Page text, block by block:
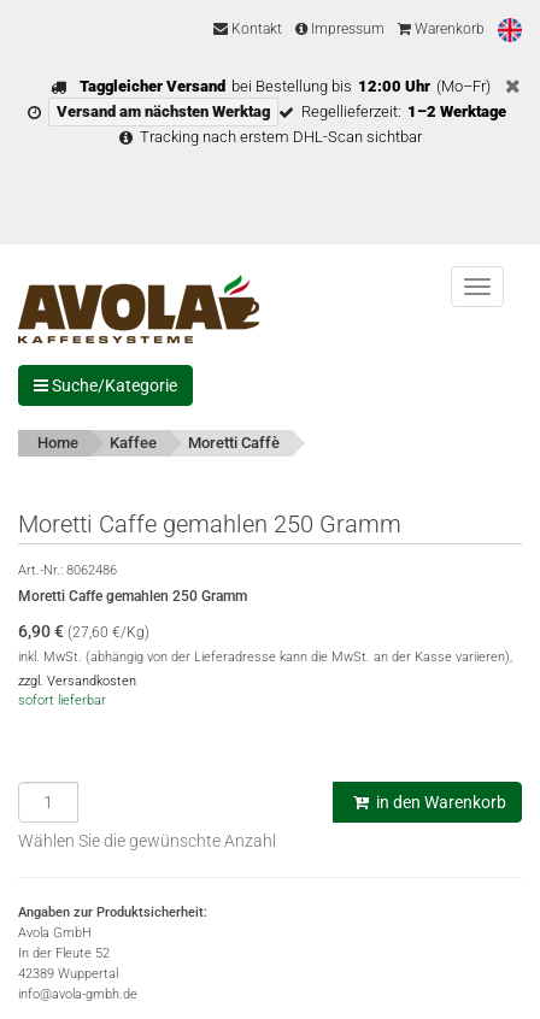
Kontakt Impressum Warenkorb
Taggleicher Versand bei Bestellung bis 12:00 Uhr (Mo–Fr)
Versand am nächsten Werktag
Regellieferzeit: 1–2 Werktage
Tracking nach erstem DHL-Scan sichtbar
Menu
Suche/Kategorie
Home Kaffee Moretti Caffè
Moretti Caffe gemahlen 250 Gramm
Art.-Nr.: 8062486
Moretti Caffe gemahlen 250 Gramm
6,90€ (27,60 €/Kg)
inkl. MwSt. (abhängig von der Lieferadresse kann die MwSt. an der Kasse variieren),
zzgl. Versandkosten
sofort lieferbar
in den Warenkorb
Wählen Sie die gewünschte Anzahl
Angaben zur Produktsicherheit:
Avola GmbH
In der Fleute 52
42389 Wuppertal
info@avola-gmbh.de